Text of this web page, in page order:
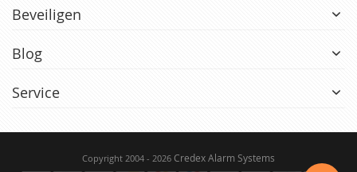
Beveiligen
Blog
Service
Copyright 2004 - 2026 Credex Alarm Systems